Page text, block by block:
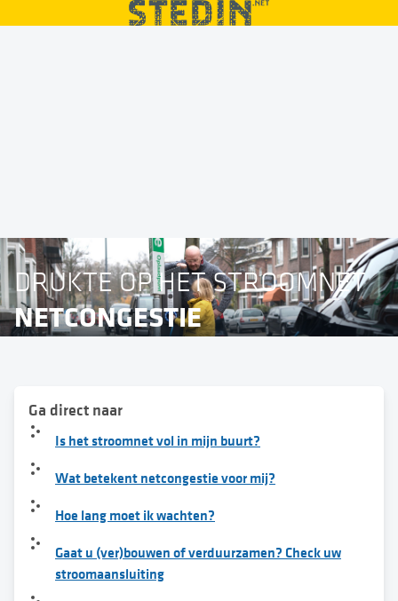
DRUKTE OP HET STROOMNET
NETCONGESTIE
Ga direct naar
Is het stroomnet vol in mijn buurt?
Wat betekent netcongestie voor mij?
Hoe lang moet ik wachten?
Gaat u (ver)bouwen of verduurzamen? Check uw
stroomaansluiting